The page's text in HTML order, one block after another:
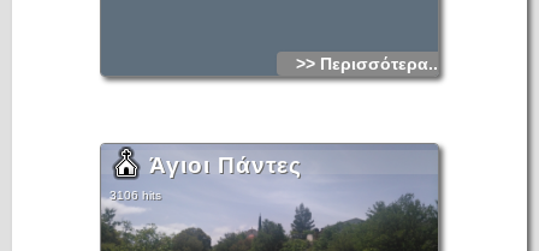
>> Περισσότερα...
Άγιοι Πάντες
3106 hits